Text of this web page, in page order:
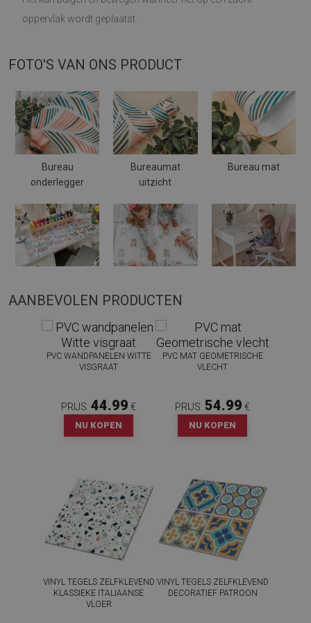
oppervlak wordt geplaatst.
FOTO'S VAN ONS PRODUCT
Bureau
onderlegger
Bureaumat
uitzicht
Bureau mat
AANBEVOLEN PRODUCTEN
PVC WANDPANELEN WITTE
VISGRAAT
PRIJS: 44.99 €
NU KOPEN
PVC MAT GEOMETRISCHE
VLECHT
PRIJS: 54.99 €
NU KOPEN
VINYL TEGELS ZELFKLEVEND
KLASSIEKE ITALIAANSE
VLOER
VINYL TEGELS ZELFKLEVEND
DECORATIEF PATROON